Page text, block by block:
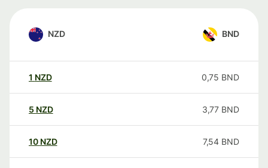
NZD BND
1 NZD 0,75 BND
5 NZD 3,77 BND
10 NZD 7,54 BND